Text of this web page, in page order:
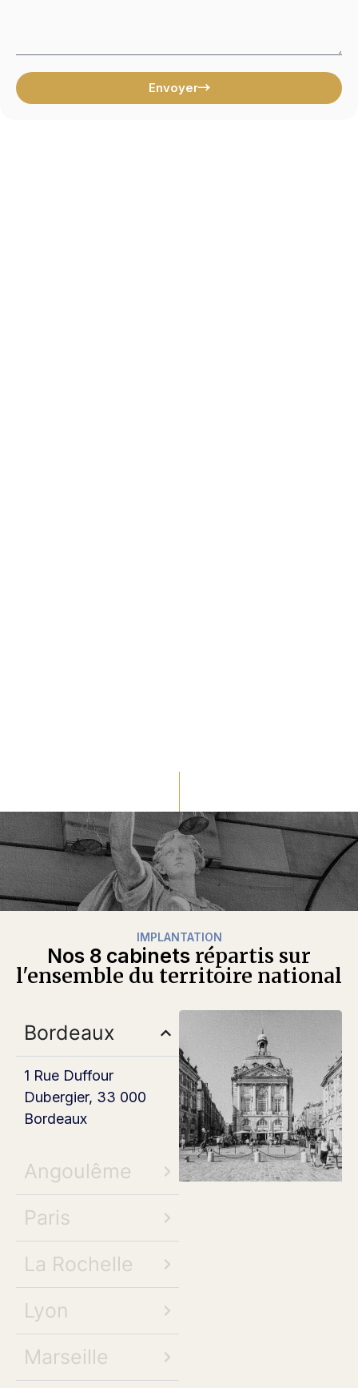
Envoyer
IMPLANTATION
Nos 8 cabinets répartis sur
l'ensemble du territoire national
Bordeaux
1 Rue Duffour
Dubergier, 33 000
Bordeaux
Angoulême
Paris
La Rochelle
Lyon
Marseille